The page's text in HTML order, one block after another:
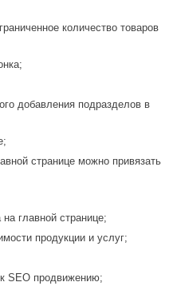
количество товаров
добавления подразделов в
странице можно привязать
главной странице;
продукции и услуг;
SEO продвижению;